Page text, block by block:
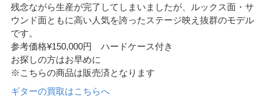
残念ながら生産が完了してしまいましたが、ルックス面・サ
ウンド面ともに高い人気を誇ったステージ映え抜群のモデル
です。
参考価格¥150,000円 ハードケース付き
お探しの方はお早めに
※こちらの商品は販売済となります
ギターの買取はこちらへ